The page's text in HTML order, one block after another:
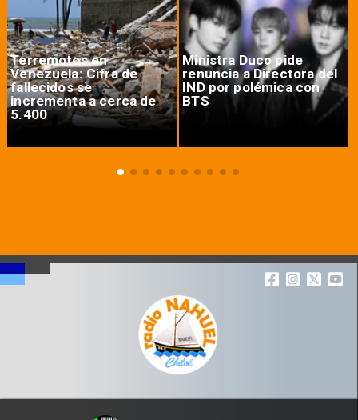
Terremotos en
Venezuela: Cifra de
fallecidos se
incrementa a cerca de
5.400
Ministra Duco pide
renuncia a Directora del
IND por polémica con
BTS